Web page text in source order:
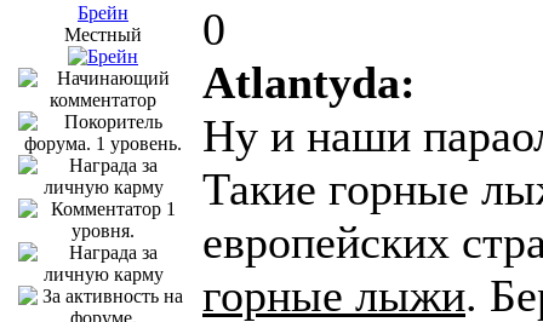
Брейн
Местный
0
Atlantyda:
Ну и наши
Такие горные
европейских
горные лыжи.